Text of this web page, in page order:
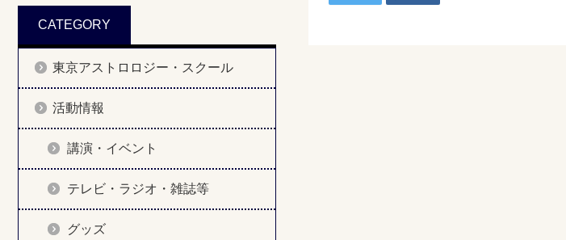
CATEGORY
東京アストロロジー・スクール
活動情報
講演・イベント
テレビ・ラジオ・雑誌等
グッズ